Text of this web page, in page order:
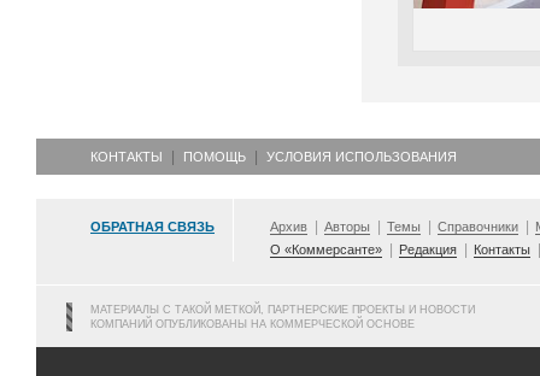
КОНТАКТЫ ПОМОЩЬ УСЛОВИЯ ИСПОЛЬЗОВАНИЯ
ОБРАТНАЯ СВЯЗЬ Архив Авторы Темы Справочники
О «Коммерсанте»
Редакция Контакты
МАТЕРИАЛЫ С ТАКОЙ МЕТКОЙ, ПАРТНЕРСКИЕ ПРОЕКТЫ И НОВОСТИ
КОМПАНИЙ ОПУБЛИКОВАНЫ НА КОММЕРЧЕСКОЙ ОСНОВЕ